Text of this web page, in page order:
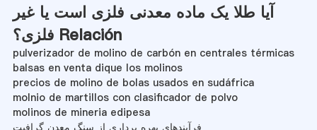
آیا طلا یک ماده معدنی فلزی است یا غیر
فلزی؟ Relación
pulverizador de molino de carbón en centrales térmicas
balsas en venta dique los molinos
precios de molino de bolas usados ​​en sudáfrica
molnio de martillos con clasificador de polvo
molinos de mineria edipesa
فرآیندهای بهره برداری از سنگ معدن گرافیت